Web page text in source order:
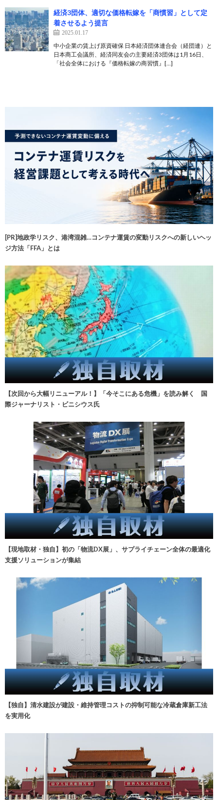
経済3団体、適切な価格転嫁を「商慣習」として定
着させるよう提言
2025.01.17
中小企業の賃上げ原資確保 日本経済団体連合会（経団連）と
日本商工会議所、経済同友会の主要経済3団体は1月16日、
「社会全体における『価格転嫁の商習慣』[…]
[PR]地政学リスク、港湾混雑…コンテナ運賃の変動リスクへの新しいヘッ
ジ方法「FFA」とは
【次回から大幅リニューアル！】「今そこにある危機」を読み解く 国
際ジャーナリスト・ビニシウス氏
【現地取材・独自】初の「物流DX展」、サプライチェーン全体の最適化
支援ソリューションが集結
【独自】清水建設が建設・維持管理コストの抑制可能な冷蔵倉庫新工法
を実用化